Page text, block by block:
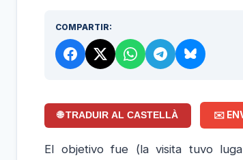
COMPARTIR:
🌐 TRADUIR AL CASTELLÀ ✉️
El objetivo fue (la visita tuvo